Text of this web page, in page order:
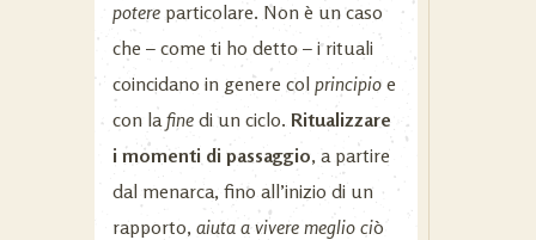
potere particolare. Non è un caso
che – come ti ho detto – i rituali
coincidano in genere col principio e
con la fine di un ciclo. Ritualizzare
i momenti di passaggio, a partire
dal menarca, fino all’inizio di un
rapporto, aiuta a vivere meglio ciò